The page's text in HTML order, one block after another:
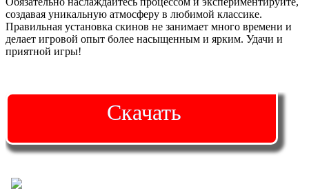
создавая уникальную атмосферу в любимой классике.
Правильная установка скинов не занимает много времени и
делает игровой опыт более насыщенным и ярким. Удачи и
приятной игры!
Скачать